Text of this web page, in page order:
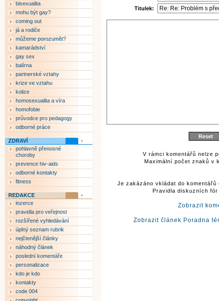
Titulek:
V rámci komentářů nelze
Maximální počet znaků v
Je zakázáno vkládat do
Pravidla diskuzních
Zobrazit
Zobrazit článek Poradna
bisexualita
mohu být gay?
coming out
já a rodiče
můžeme porozumět?
kamarádství
gay sex
balírna
partnerské vztahy
krize ve vztahu
kolize
homosexualita a víra
homofobie
průvodce pro pedagogy
odborné práce
ZDRAVÍ
pohlavně přenosné
choroby
prevence hiv-aids
odborné kontakty
fitness
REDAKCE
inzerce
pravidla pro veřejnost
rozšířené vyhledávání
úplný seznam rubrik
nejčtenější články
náhodný článek
poslední komentáře
personalizace
kdo je kdo
kontakty
code 004